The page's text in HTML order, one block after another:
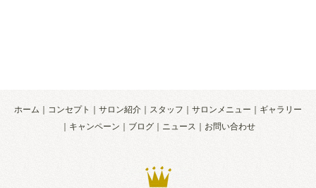
ホーム コンセプト サロン紹介 スタッフ サロンメニュー
ギャラリー
キャンペーン
ブログ ニュース お問い合わせ